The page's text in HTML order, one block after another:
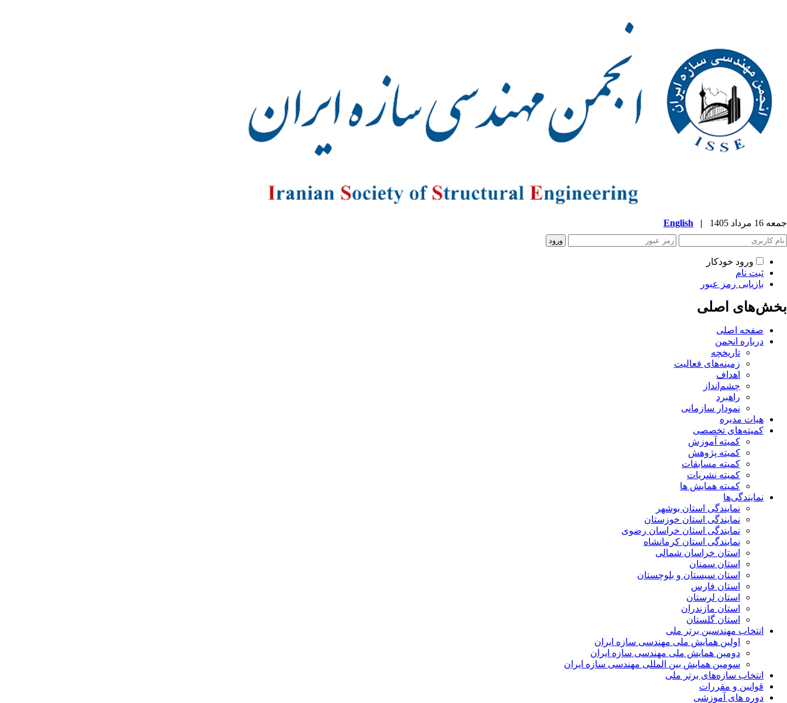
جمعه 16 مرداد 1405 |
English
ورود خودکار
ثبت نام
بازیابی رمز عبور
بخش‌های اصلی
صفحه اصلی
درباره انجمن
تاریخچه
زمینه‌های فعالیت
اهداف
چشم‌انداز
راهبرد
نمودار سازمانی
هیات مدیره
کمیته‌های تخصصی
کمیته آموزش
کمیته پژوهش
کمیته مسابقات
کمیته نشریات
کمیته همایش ها
نمایندگی‌ها
نمایندگی استان بوشهر
نمایندگی استان خوزستان
نمایندگی استان خراسان رضوی
نمایندگی استان کرمانشاه
استان خراسان شمالی
استان سمنان
استان سیستان و بلوچستان
استان فارس
استان لرستان
استان مازندران
استان گلستان
انتخاب مهندسین برتر ملی
اولین همایش ملی مهندسی سازه ایران
دومین همایش ملی مهندسی سازه ایران
سومین همایش بین المللی مهندسی سازه ایران
انتخاب سازه‌های برتر ملی
قوانین و مقررات
دوره های آموزشی